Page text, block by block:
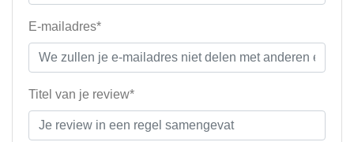
E-mailadres*
Titel van je review*